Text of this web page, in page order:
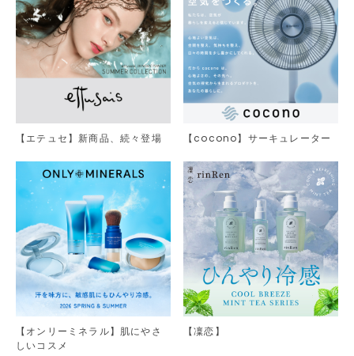
【エテュセ】新商品、続々登場 【cocono】サーキュレーター
【オンリーミネラル】肌にやさ
しいコスメ
【凜恋】